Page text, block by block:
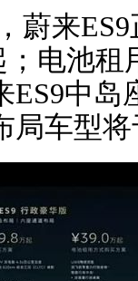
蔚来
；电池
ES9中岛
局车型